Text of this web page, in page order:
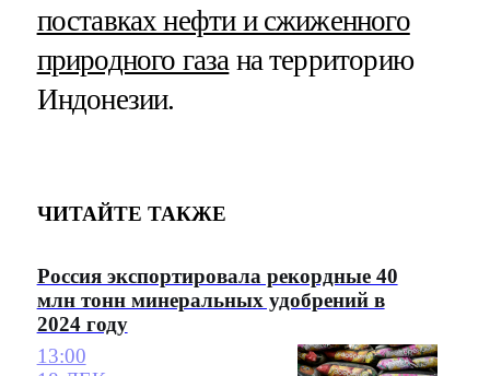
поставках нефти и сжиженного
природного газана территорию
Индонезии.
ЧИТАЙТЕ ТАКЖЕ
Россия экспортировала рекордные 40
млн тонн минеральных удобрений в
2024 году
13:00